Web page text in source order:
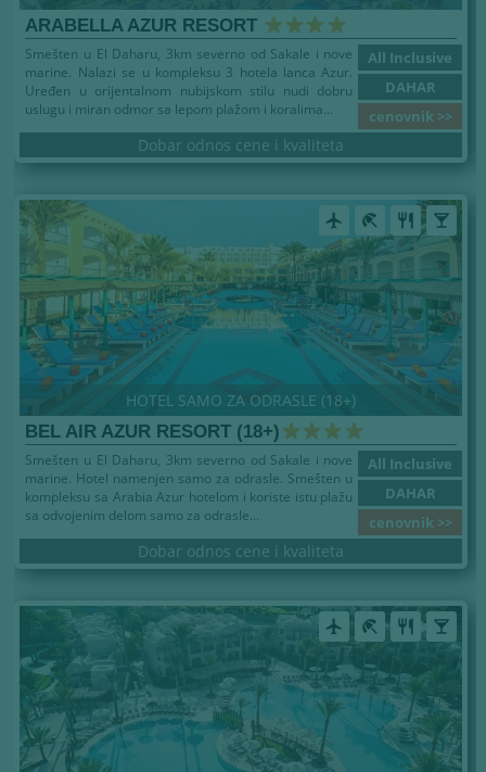
ARABELLA AZUR RESORT
All Inclusive
DAHAR
cenovnik >>
Smešten u El Daharu, 3km severno od Sakale i nove
marine. Nalazi se u kompleksu 3 hotela lanca Azur.
Uređen u orijentalnom nubijskom stilu nudi dobru
uslugu i miran odmor sa lepom plažom i koralima...
Dobar odnos cene i kvaliteta
airplanemode_active beach_access restaurant local_bar
HOTEL SAMO ZA ODRASLE (18+)
BEL AIR AZUR RESORT (18+)
All Inclusive
DAHAR
cenovnik >>
Smešten u El Daharu, 3km severno od Sakale i nove
marine. Hotel namenjen samo za odrasle. Smešten u
kompleksu sa Arabia Azur hotelom i koriste istu plažu
sa odvojenim delom samo za odrasle...
Dobar odnos cene i kvaliteta
airplanemode_active beach_access restaurant local_bar